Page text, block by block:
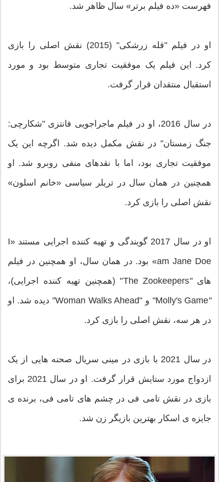
فهرست «ده فیلم برتر» سال ظاهر شد.
او در فیلم "قله زرشکی" (2015) نقش اصلی را بازی
کرد. این فیلم یک موفقیت تجاری متوسط ​​بود و مورد
استقبال منتقدان قرار گرفت.
در سال 2016، او در فیلم ماجراجویی فانتزی "شکارچی:
جنگ زمستان" در نقش مکمل دیده شد. اگرچه این یک
موفقیت تجاری بود، اما با نقدهای منفی روبرو شد. او
همچنین در همان سال در تریلر سیاسی «خانم اسلون»
نقش اصلی را بازی کرد.
او در سال 2017 گویندگی و تهیه کننده اجرایی مستند «I
am Jane Doe» بود. در همان سال، او همچنین در فیلم
های "The Zookeepers" (همچنین تهیه کننده اجرایی)،
"Molly's Game" و "Woman Walks Ahead" دیده شد. او
در هر سه، نقش اصلی را بازی کرد.
در سال 2021 با بازی در مینی سریال صحنه هایی از یک
ازدواج مورد ستایش قرار گرفت. او در سال 2021 برای
بازی در نقش تامی فی در چشم های تامی فی، برنده ی
جایزه ی اسکار بهترین بازیگر زن شد.